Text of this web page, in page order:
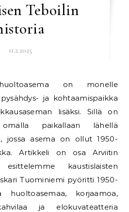
Teboilin
11.2.2025
ja kohtaamispaikka
lisäksi. Sillä on
paikallaan lähellä
jossa asema on ollut 1950-
Artikkeli on osa Arviitin
kaustislaisten
Tuominiemi pyöritti 1950-
korjaamoa,
ja elokuvateatteria